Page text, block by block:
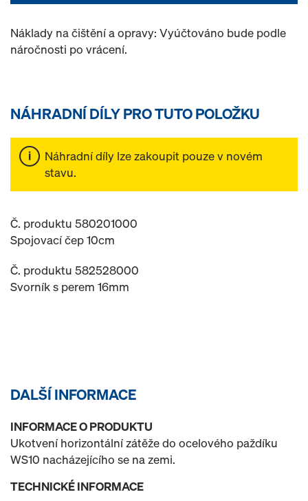
Náklady na čištění a opravy: Vyúčtováno bude podle
náročnosti po vrácení.
NÁHRADNÍ DÍLY PRO TUTO POLOŽKU
Náhradní díly lze zakoupit pouze v novém
stavu.
Č. produktu 580201000
Spojovací čep 10cm
Č. produktu 582528000
Svorník s perem 16mm
DALŠÍ INFORMACE
INFORMACE O PRODUKTU
Ukotvení horizontální zátěže do ocelového paždíku
WS10 nacházejícího se na zemi.
TECHNICKÉ INFORMACE